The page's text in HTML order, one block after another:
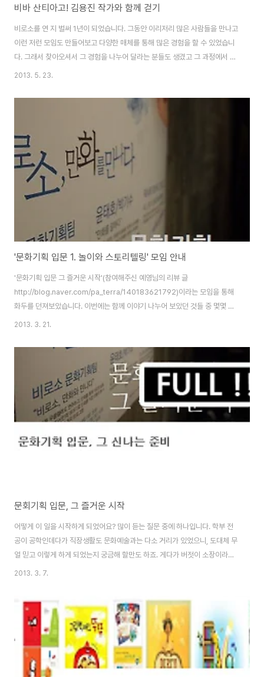
비바 산티아고! 김용진 작가와 함께 걷기
비로소를 연 지 벌써 1년이 되었습니다. 그동안 이리저리 많은 사람들을 만나고
이런 저런 모임도 만들어보고 다양한 매체를 통해 많은 경험을 할 수 있었습니
다. 그래서 찾아오셔서 그 경험을 나누어 달라는 분들도 생겼고 그 과정에서 만
난 분들과 친구로 지내는 것이 큰 성과라고 할 수 있겠어요. 그런데 이런 모임소
모임을 찾을 수 있었다고 이야기 하는 사람이 있었답니다. 바로 홍예슬님인데
요. 어느날 보내온 메일로 공연기획사에서 일하다 훌쩍 아일랜드로 떠나 돌아
온지 얼마 안된 갓 서른 된 처자라고 소개했답니다. 워낙 제가 호기심도 많고 또
가장 가깝고 따뜻한 시선을 주고 받는 모임이 좋아서 우리 비로소의 모임은 그
런 것들이 ..
2013. 5. 23.
'문화기획 입문 1. 놀이와 스토리텔링' 모임 안내
'문화기획 입문 그 즐거운 시작'(참여해주신 예영님의 리뷰 글
http://blog.naver.com/pa_terra/140183621792)이라는 모임을 통해
화두를 던져보았습니다. 이번에는 함께 이야기 나누어 보았던 것들 중 몇몇 가
지를 세 부분으로 나누어 조금 더 깊이있게 다뤄보려고 합니다. 여기에 참여자
전시켜보는 시간도 가져보려고 해요. : 4/1 (월) 저녁 7시-9시 : 신촌타프 [마
포구 노고산동 33-12번지 지하1층, 신촌역 5번 출구로 나오셔서 신촌동물병
원 골목으로 150미터가량 언덕 끝부분까지 올라오시면 왼편에 total art
festival이라고 적힌 하얀 간판!] : 2만원, 위즈돔을 통해 신청 [http:..
2013. 3. 21.
문회기획 입문, 그 즐거운 시작
어떻게 이 일을 시작하게 되었어요? 많이 듣는 질문 중에 하나입니다. 학부 전
공이 공학인데다가 직장생활도 문화예술과는 다소 거리가 있었으니, 도대체 무
얼 믿고 이렇게 하게 되었는지 궁금해 할만도 하죠. 게다가 버젓이 소장이라는
직함이나 문화기획자라고 하는데 사실 그동안 진행했던 파티나 간담회 등등 후
게 하고 또 보람을 느끼는 것이 최고라고 생각하고 지내고 있답니다. 그런데 이
'어떻게'라는 말이 참 무겁습니다. 그것은 동기도 될 수 있고 방법도 될 수 있기
때문이죠. 저는 사람사이를 엮고 그 안에서 의미를 찾는 활동을 참 좋아했습니
다. 그래서 아이들을 가르칠 때도 그 작은 공간안에서 이름을 불러가며 가르치
는 내용에 즐거움을 더하고자..
2013. 3. 7.